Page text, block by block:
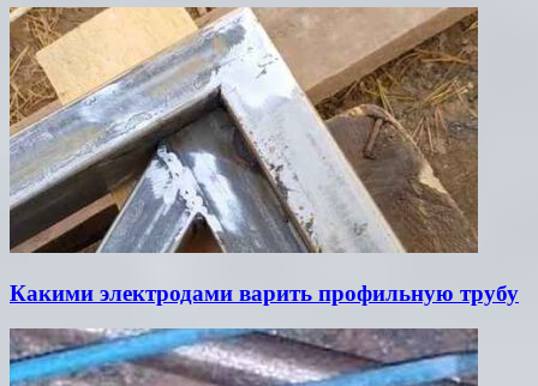
Какими электродами варить профильную трубу